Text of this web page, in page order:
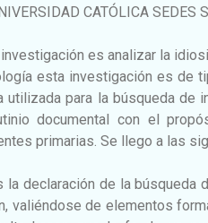
CATÓLICA SEDES
es analizar la
esta investigación es de
para la búsqueda de
documental con el
primarias. Se llego a las
declaración de la búsqueda
valiéndose de elementos